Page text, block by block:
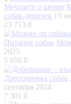
Мечтаете о щенке
собак-девочек 15
23 713 0
Питание собак
2025
5 650 0
Дрессировка собак
сентября 2024
7 301 0